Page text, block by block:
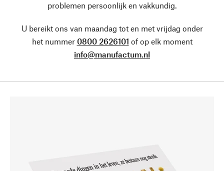
problemen persoonlijk en vakkundig.
U bereikt ons van maandag tot en met vrijdag onder
het nummer 0800 2626101 of op elk moment
info@manufactum.nl